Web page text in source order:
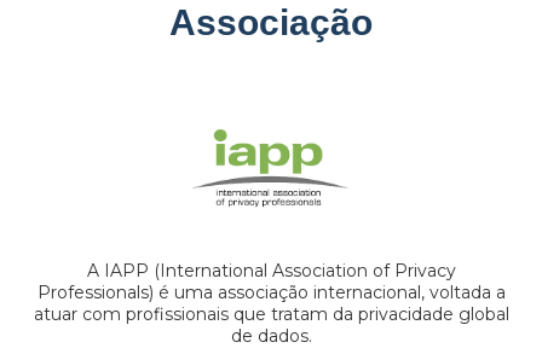
Associação
A IAPP (International Association of Privacy
Professionals) é uma associação internacional, voltada a
atuar com profissionais que tratam da privacidade global
de dados.